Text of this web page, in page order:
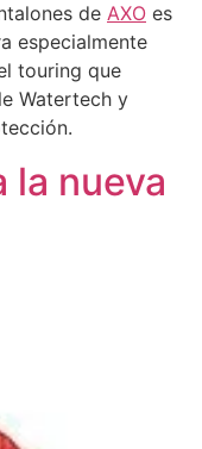
de AXO es
especialmente
touring que
Watertech y
la nueva